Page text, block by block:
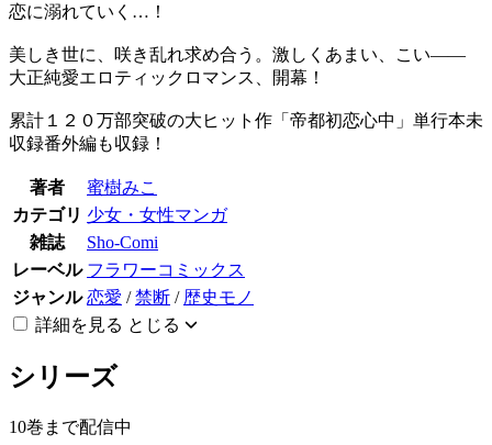
恋に溺れていく…！
美しき世に、咲き乱れ求め合う。激しくあまい、こい――
大正純愛エロティックロマンス、開幕！
累計１２０万部突破の大ヒット作「帝都初恋心中」単行本未
収録番外編も収録！
著者
蜜樹みこ
カテゴリ 少女・女性マンガ
雑誌
Sho-Comi
レーベル フラワーコミックス
ジャンル 恋愛 /禁断 / 歴史モノ
詳細を見る とじる
シリーズ
10巻まで配信中